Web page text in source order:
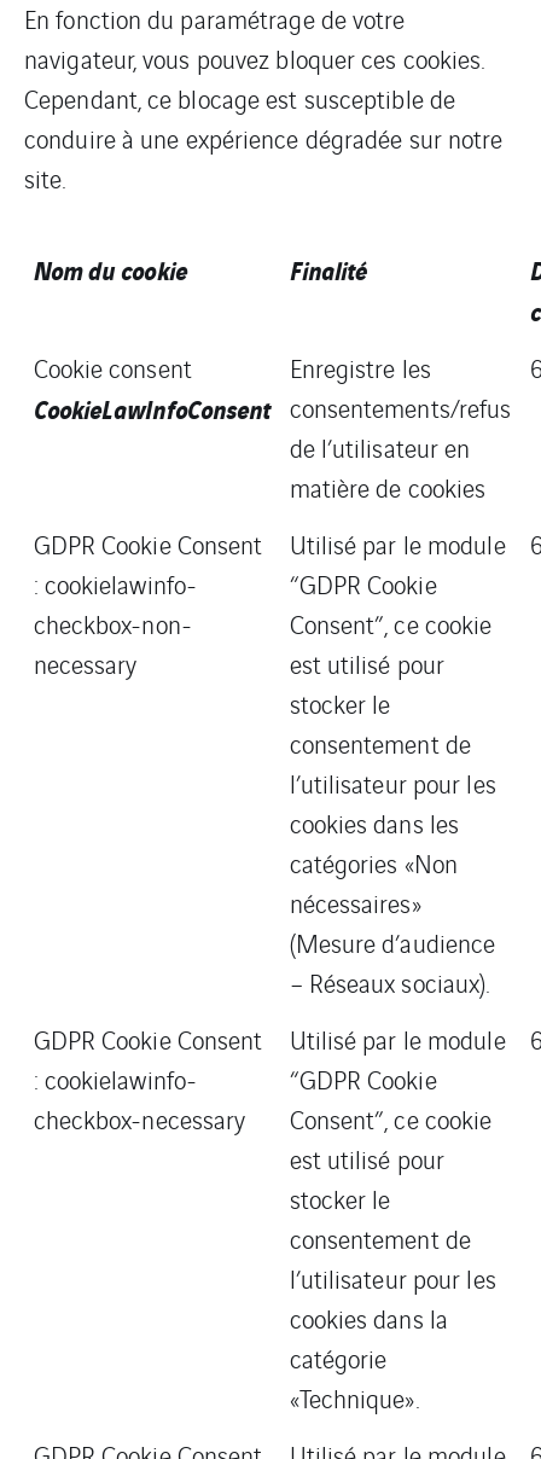
En fonction du paramétrage de votre
navigateur, vous pouvez bloquer ces cookies.
Cependant, ce blocage est susceptible de
conduire à une expérience dégradée sur notre
site.
Nom du cookie Finalité
Cookie consent
CookieLawInfoConsent
Enregistre les
consentements/refus
de l’utilisateur en
matière de cookies
GDPR Cookie Consent
: cookielawinfo-
checkbox-non-
necessary
Utilisé par le module
“GDPR Cookie
Consent”, ce cookie
est utilisé pour
stocker le
consentement de
l’utilisateur pour les
cookies dans les
catégories «Non
nécessaires»
(Mesure d’audience
– Réseaux sociaux).
GDPR Cookie Consent
: cookielawinfo-
checkbox-necessary
Utilisé par le module
“GDPR Cookie
Consent”, ce cookie
est utilisé pour
stocker le
consentement de
l’utilisateur pour les
cookies dans la
catégorie
«Technique».